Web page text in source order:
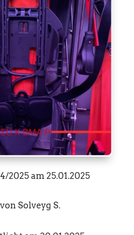
2025 am 25.01.2025
Solveyg S.